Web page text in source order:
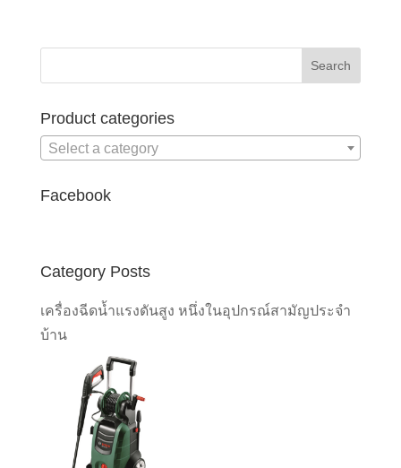
฿21,600.00.฿18,750.00.
Product categories
Select a category
Facebook
Category Posts
เครื่องฉีดน้ำแรงดันสูง หนึ่งในอุปกรณ์สามัญประจำ
บ้าน